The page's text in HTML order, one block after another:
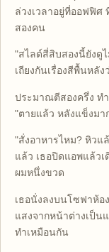
ล่วงเวลาอยู่ที่ออฟฟิศ
สองคน
"สไลด์สี่สิบสองนี้ยังดู
เถียงกันเรื่องสีพื้นหลั
ประมาณตีสองครึ่ง ท
"ตายแล้ว หลังแข็งมา
"สั่งอาหารไหม? หิวแ
แล้ว เธอปิดแอพแล้ว
ผมหนึ่งขวด
เธอนั่งลงบนโซฟาห้อ
แสงจากหน้าต่างเป็น
ทำเหมือนกัน